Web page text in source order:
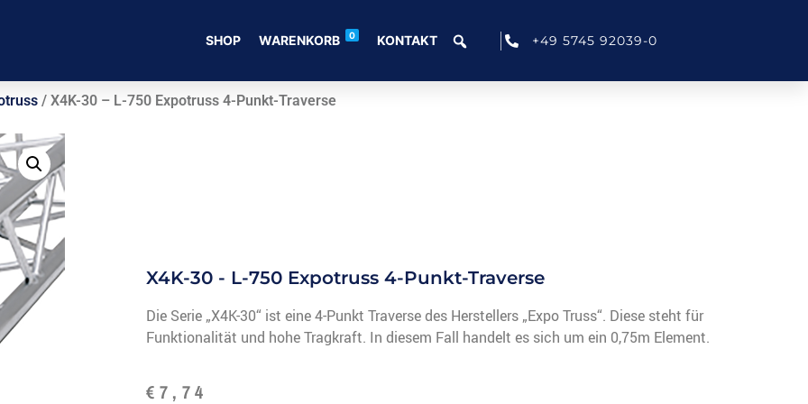
SHOP WARENKORB 0 KONTAKT +49 5745 92039-0
/ X4K-30 – L-750 Expotruss 4-Punkt-Traverse
X4K-30 - L-750 Expotruss 4-Punkt-Traverse
Die Serie „X4K-30“ ist eine 4-Punkt Traverse des Herstellers „Expo Truss“. Diese steht für
Funktionalität und hohe Tragkraft. In diesem Fall handelt es sich um ein 0,75m Element.
€ 7,74